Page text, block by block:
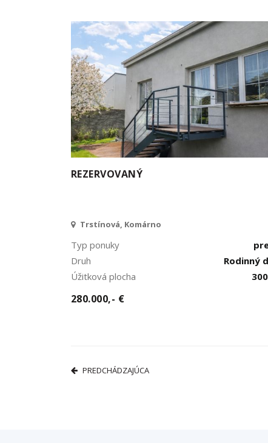
REZERVOVANÝ
Trstínová, Komárno
Typ ponuky
Druh
Rodinný
Úžitková plocha
280.000,- €
PREDCHÁDZAJÚCA